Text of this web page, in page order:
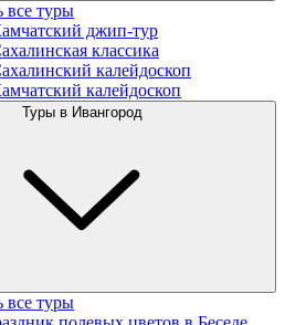
все туры
джип-тур
классика
калейдоскоп
калейдоскоп
Туры в Ивангород
все туры